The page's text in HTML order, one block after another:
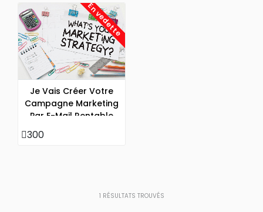
En vedette
Je Vais Créer Votre
Campagne Marketing
Par E-Mail Rentable
300
1 RÉSULTATS TROUVÉS